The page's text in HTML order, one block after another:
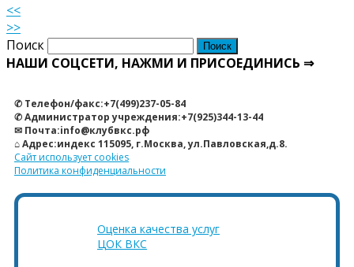
<<
>>
Поиск
НАШИ СОЦСЕТИ, НАЖМИ И ПРИСОЕДИНИСЬ ⇒
✆ Телефон/факс:+7(499)237-05-84
✆ Администратор учреждения:+7(925)344-13-44
✉ Почта:info@клубвкс.рф
⌂ Адрес:индекс 115095, г.Москва, ул.Павловская,д.8.
Сайт использует cookies
Политика конфиденциальности
Оценка качества услуг
ЦОК ВКС